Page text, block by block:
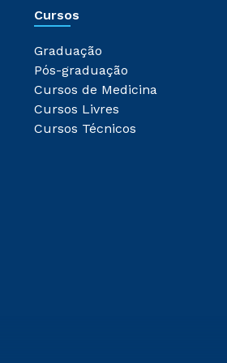
Cursos
Graduação
Pós-graduação
Cursos de Medicina
Cursos Livres
Cursos Técnicos